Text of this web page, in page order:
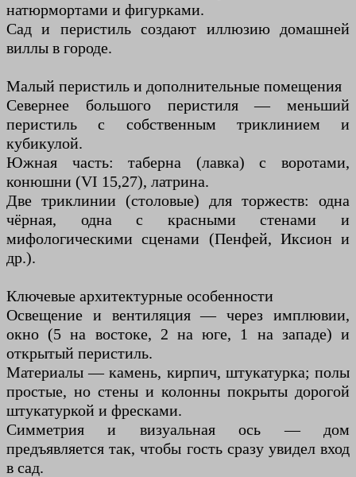
натюрмортами и фигурками.
Сад и перистиль создают иллюзию домашней
виллы в городе.
Малый перистиль и дополнительные помещения
Севернее большого перистиля — меньший
перистиль с собственным триклинием и
кубикулой.
Южная часть: таберна (лавка) с воротами,
конюшни (VI 15,27), латрина.
Две триклинии (столовые) для торжеств: одна
чёрная, одна с красными стенами и
мифологическими сценами (Пенфей, Иксион и
др.).
Ключевые архитектурные особенности
Освещение и вентиляция — через имплювии,
окно (5 на востоке, 2 на юге, 1 на западе) и
открытый перистиль.
Материалы — камень, кирпич, штукатурка; полы
простые, но стены и колонны покрыты дорогой
штукатуркой и фресками.
Симметрия и визуальная ось — дом
предъявляется так, чтобы гость сразу увидел вход
в сад.